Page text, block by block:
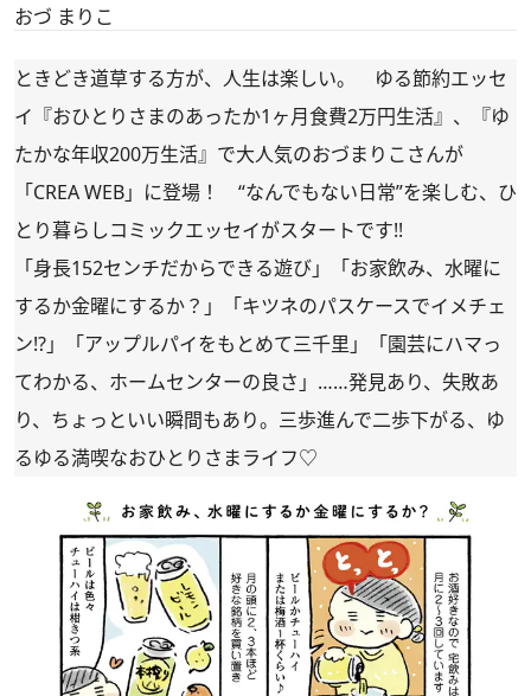
おづ まりこ
ときどき道草する方が、人生は楽しい。 ゆる節約エッセ
イ『おひとりさまのあったか1ヶ月食費2万円生活』、『ゆ
たかな年収200万生活』で大人気のおづまりこさんが
「CREA WEB」に登場！ “なんでもない日常”を楽しむ、ひ
とり暮らしコミックエッセイがスタートです!!
「身長152センチだからできる遊び」「お家飲み、水曜に
するか金曜にするか？」「キツネのパスケースでイメチェ
ン!?」「アップルパイをもとめて三千里」「園芸にハマっ
てわかる、ホームセンターの良さ」……発見あり、失敗あ
り、ちょっといい瞬間もあり。三歩進んで二歩下がる、ゆ
るゆる満喫なおひとりさまライフ♡